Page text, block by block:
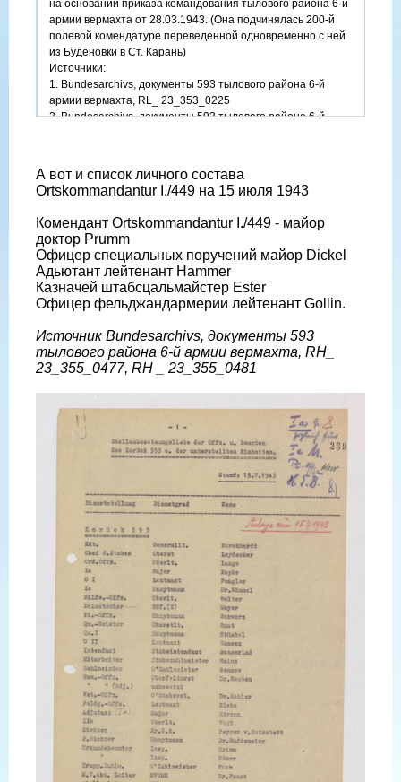
на основании приказа командования тылового района 6-й
армии вермахта от 28.03.1943. (Она подчинялась 200-й
полевой комендатуре переведенной одновременно с ней
из Буденовки в Ст. Карань)
Источники:
1. Bundesarchivs, документы 593 тылового района 6-й
армии вермахта, RL_ 23_353_0225
2. Bundesarchivs, документы 593 тылового района 6-й
А вот и список личного состава
Ortskommandantur I./449 на 15 июля 1943
Комендант Ortskommandantur I./449 - майор
доктор Prumm
Офицер специальных поручений майор Dickel
Адьютант лейтенант Hammer
Казначей штабсцальмайстер Ester
Офицер фельджандармерии лейтенант Gollin.
Источник Bundesarchivs, документы 593
тылового района 6-й армии вермахта, RН_
23_355_0477, RН _ 23_355_0481